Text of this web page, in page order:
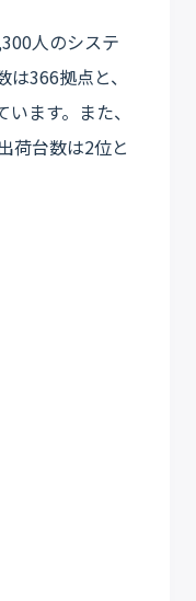
人のシステ
366拠点と、
ます。また、
荷台数は2位と